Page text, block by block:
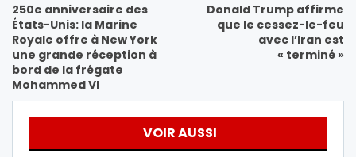
250e anniversaire des
États-Unis: la Marine
Royale offre à New York
une grande réception à
bord de la frégate
Mohammed VI
Donald Trump affirme
que le cessez-le-feu
avec l’Iran est
« terminé »
VOIR AUSSI